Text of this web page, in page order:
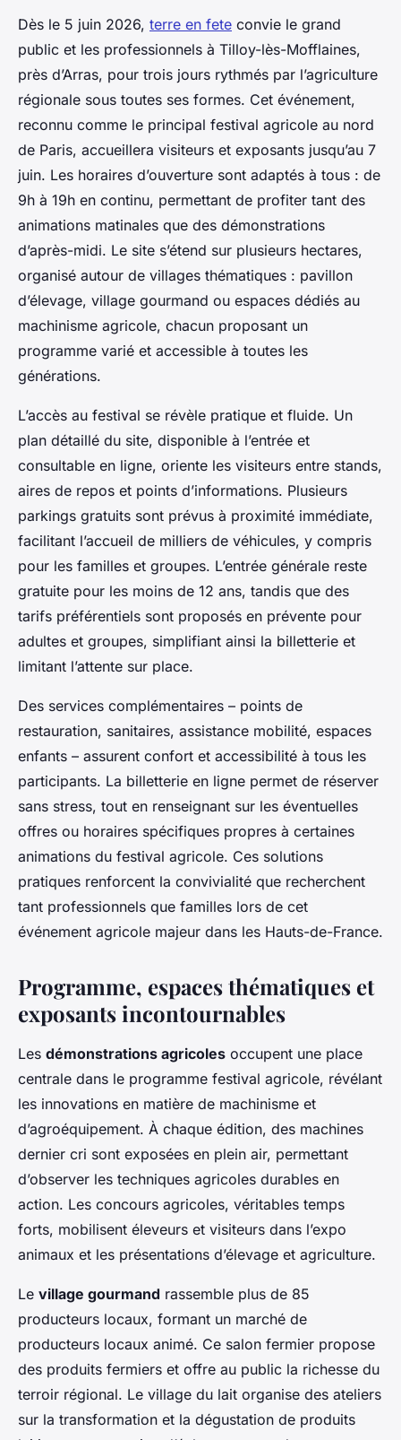
Dès le 5 juin 2026, terre en fete convie le grand
public et les professionnels à Tilloy-lès-Mofflaines,
près d’Arras, pour trois jours rythmés par l’agriculture
régionale sous toutes ses formes. Cet événement,
reconnu comme le principal festival agricole au nord
de Paris, accueillera visiteurs et exposants jusqu’au 7
juin. Les horaires d’ouverture sont adaptés à tous : de
9h à 19h en continu, permettant de profiter tant des
animations matinales que des démonstrations
d’après-midi. Le site s’étend sur plusieurs hectares,
organisé autour de villages thématiques : pavillon
d’élevage, village gourmand ou espaces dédiés au
machinisme agricole, chacun proposant un
programme varié et accessible à toutes les
générations.
L’accès au festival se révèle pratique et fluide. Un
plan détaillé du site, disponible à l’entrée et
consultable en ligne, oriente les visiteurs entre stands,
aires de repos et points d’informations. Plusieurs
parkings gratuits sont prévus à proximité immédiate,
facilitant l’accueil de milliers de véhicules, y compris
pour les familles et groupes. L’entrée générale reste
gratuite pour les moins de 12 ans, tandis que des
tarifs préférentiels sont proposés en prévente pour
adultes et groupes, simplifiant ainsi la billetterie et
limitant l’attente sur place.
Des services complémentaires – points de
restauration, sanitaires, assistance mobilité, espaces
enfants – assurent confort et accessibilité à tous les
participants. La billetterie en ligne permet de réserver
sans stress, tout en renseignant sur les éventuelles
offres ou horaires spécifiques propres à certaines
animations du festival agricole. Ces solutions
pratiques renforcent la convivialité que recherchent
tant professionnels que familles lors de cet
événement agricole majeur dans les Hauts-de-France.
Programme, espaces thématiques et
exposants incontournables
Les démonstrations agricoles occupent une place
centrale dans le programme festival agricole, révélant
les innovations en matière de machinisme et
d’agroéquipement. À chaque édition, des machines
dernier cri sont exposées en plein air, permettant
d’observer les techniques agricoles durables en
action. Les concours agricoles, véritables temps
forts, mobilisent éleveurs et visiteurs dans l’expo
animaux et les présentations d’élevage et agriculture.
Le village gourmand rassemble plus de 85
producteurs locaux, formant un marché de
producteurs locaux animé. Ce salon fermier propose
des produits fermiers et offre au public la richesse du
terroir régional. Le village du lait organise des ateliers
sur la transformation et la dégustation de produits